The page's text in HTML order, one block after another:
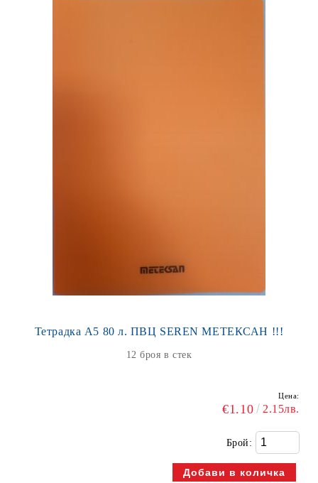
Тетрадка А5 80 л. ПВЦ SEREN МЕТЕКСАН !!!
12 броя в стек
Цена:
€1.10 2.15лв.
Брой: